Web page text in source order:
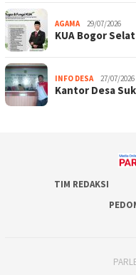
AGAMA 29/07/2026
KUA Bogor
INFO DESA 27/07/2026
Kantor Desa
TIM REDAKSI